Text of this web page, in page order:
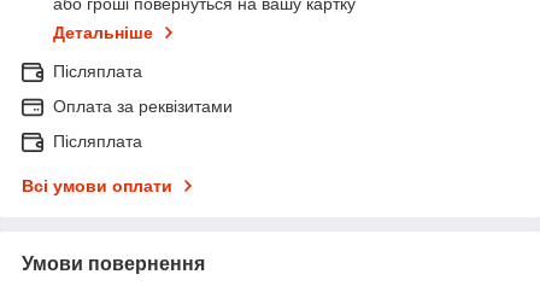
або гроші повернуться на вашу картку
Детальніше
Післяплата
Оплата за реквізитами
Післяплата
Всі умови оплати
Умови повернення